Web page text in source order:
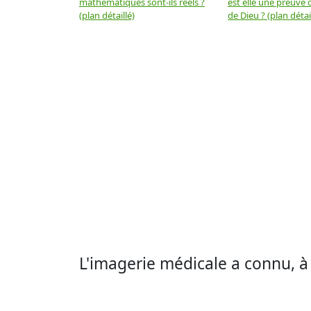
(plan détaillé)
de Dieu ? (plan
L'imagerie médicale a connu,